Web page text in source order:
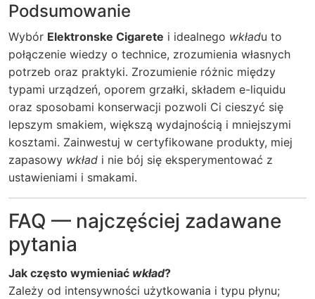
Podsumowanie
Wybór Elektronske Cigarete i idealnego wkładu to
połączenie wiedzy o technice, zrozumienia własnych
potrzeb oraz praktyki. Zrozumienie różnic między
typami urządzeń, oporem grzałki, składem e-liquidu
oraz sposobami konserwacji pozwoli Ci cieszyć się
lepszym smakiem, większą wydajnością i mniejszymi
kosztami. Zainwestuj w certyfikowane produkty, miej
zapasowy wkład i nie bój się eksperymentować z
ustawieniami i smakami.
FAQ — najczęściej zadawane
pytania
Jak często wymieniać wkład?
Zależy od intensywności użytkowania i typu płynu;